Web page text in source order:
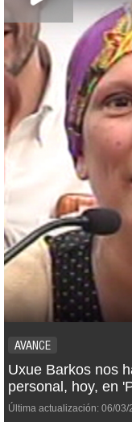
AVANCE
Uxue Barkos nos
personal, hoy, en
Última actualización: 06/03/